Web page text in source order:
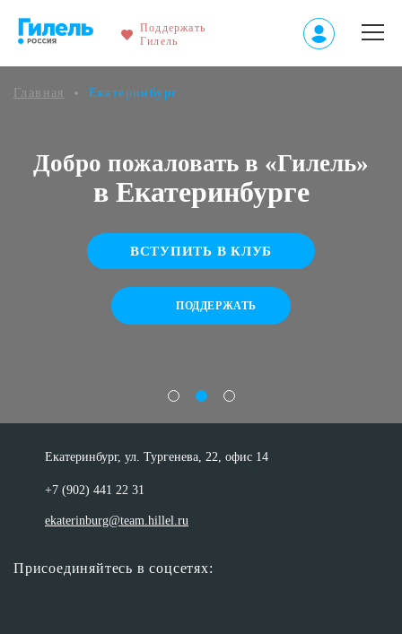
Поддержать
Гилель
Главная Екатеринбург
Добро пожаловать в «Гилель»
в Екатеринбурге
ВСТУПИТЬ В КЛУБ
ПОДДЕРЖАТЬ
Екатеринбург, ул. Тургенева, 22, офис 14
+7 (902) 441 22 31
ekaterinburg@team.hillel.ru
Присоединяйтесь в соцсетях: